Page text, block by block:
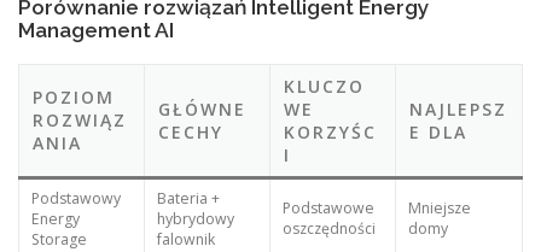
Porównanie rozwiązań Intelligent Energy
Management AI
POZIOM
ROZWIĄZ
ANIA
GŁÓWNE
CECHY
KLUCZO
WE
KORZYŚC
I
NAJLEPSZ
E DLA
Podstawowy
Energy
Storage
Bateria +
hybrydowy
falownik
Podstawowe
oszczędności
Mniejsze
domy